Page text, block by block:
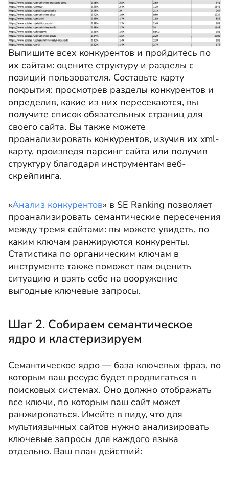
Выпишите всех конкурентов и пройдитесь по
их сайтам: оцените структуру и разделы с
позиций пользователя. Составьте карту
покрытия: просмотрев разделы конкурентов и
определив, какие из них пересекаются, вы
получите список обязательных страниц для
своего сайта. Вы также можете
проанализировать конкурентов, изучив их xml-
карту, произведя парсинг сайта или получив
структуру благодаря инструментам веб-
скрейпинга.
«Анализ конкурентов» в SE Ranking позволяет
проанализировать семантические пересечения
между тремя сайтами: вы можете увидеть, по
каким ключам ранжируются конкуренты.
Статистика по органическим ключам в
инструменте также поможет вам оценить
ситуацию и взять себе на вооружение
выгодные ключевые запросы.
Шаг 2. Собираем семантическое
ядро и кластеризируем
Семантическое ядро — база ключевых фраз, по
которым ваш ресурс будет продвигаться в
поисковых системах. Оно должно отображать
все ключи, по которым ваш сайт может
ранжироваться. Имейте в виду, что для
мультиязычных сайтов нужно анализировать
ключевые запросы для каждого языка
отдельно. Ваш план действий: